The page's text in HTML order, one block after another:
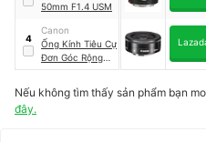
50mm F1.4 USM
4
Canon
Ống Kính Tiêu Cự
Đơn Góc Rộng
EF-M22mm f/2
Nếu không tìm thấy sản phẩm bạn
đây.